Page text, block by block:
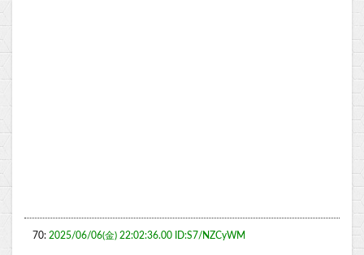
70: 2025/06/06(金) 22:02:36.00 ID:S7/NZCyWM